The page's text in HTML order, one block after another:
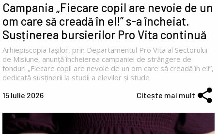
Campania „Fiecare copil are nevoie de un
om care să creadă în el!” s-a încheiat.
Susținerea bursierilor Pro Vita continuă
Arhiepiscopia Iașilor, prin Departamentul Pro Vita al Sectorului
de Misiune, anunță încheierea campaniei de strângere de
fonduri „Fiecare copil are nevoie de un om care să creadă în el!”,
dedicată susținerii la studii a elevilor și stude
15 Iulie 2026 Citește mai mult